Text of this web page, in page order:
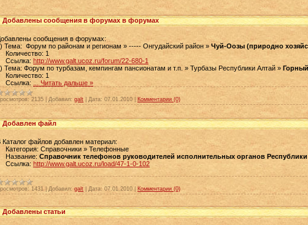
Добавлены сообщения в форумах в форумах
сообщения в форумах:
Тема: Форум по районам и регионам » ----- Онгудайский район » Чуй-Оозы (природно
Количество: 1
Ссылка: http://www.galt.ucoz.ru/forum/22-680-1
Тема: Форум по турбазам, кемпингам пансионатам и т.п. » Турбазы Республики Алтай »
Количество: 1
Ссылка:
Читать дальше »
2135 Добавил: galt Дата: 07.01.2010 Комментарии (0)
Добавлен файл
Каталог файлов добавлен материал:
Категория: Справочники » Телефонные
Название: Справочник телефонов руководителей исполнительных органов Республики
Ссылка: http://www.galt.ucoz.ru/load/47-1-0-102
1431 Добавил: galt Дата: 07.01.2010 Комментарии (0)
Добавлены статьи